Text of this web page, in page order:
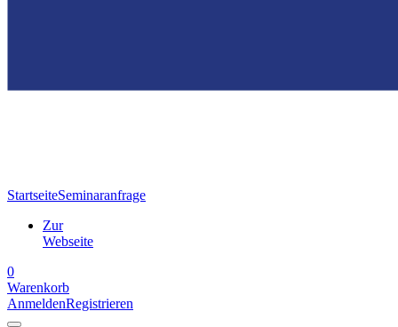
StartseiteSeminaranfrage
Zur
Webseite
0
Warenkorb
AnmeldenRegistrieren